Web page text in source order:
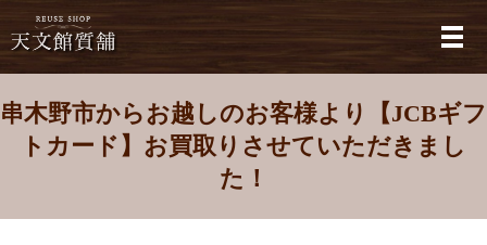
メ
串木野市からお越しのお客様より【JCBギフ
トカード】お買取りさせていただきまし
た！